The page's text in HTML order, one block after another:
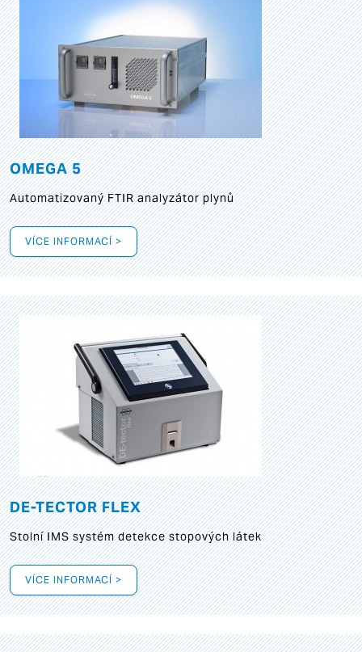
OMEGA 5
Automatizovaný FTIR analyzátor plynů
VÍCE INFORMACÍ >
DE-TECTOR FLEX
Stolní IMS systém detekce stopových látek
VÍCE INFORMACÍ >